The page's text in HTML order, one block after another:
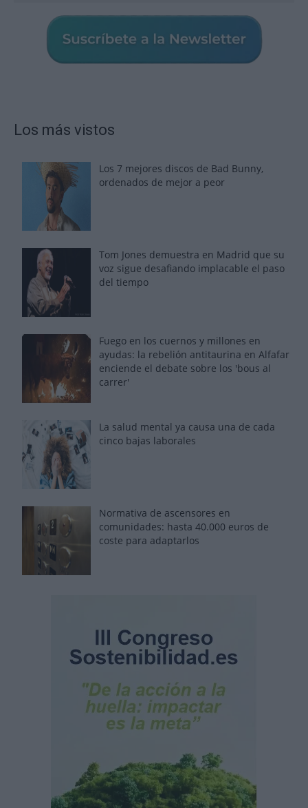
Los más vistos
Los 7 mejores discos de Bad Bunny,
ordenados de mejor a peor
Tom Jones demuestra en Madrid que su
voz sigue desafiando implacable el paso
del tiempo
Fuego en los cuernos y millones en
ayudas: la rebelión antitaurina en Alfafar
enciende el debate sobre los 'bous al
carrer'
La salud mental ya causa una de cada
cinco bajas laborales
Normativa de ascensores en
comunidades: hasta 40.000 euros de
coste para adaptarlos